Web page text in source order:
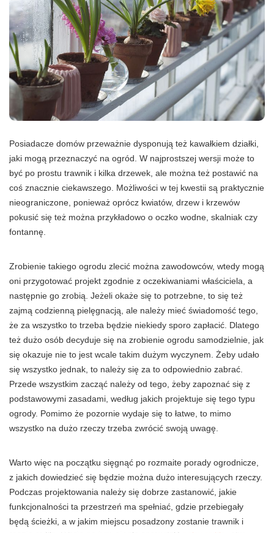
Posiadacze domów przeważnie dysponują też kawałkiem działki,
jaki mogą przeznaczyć na ogród. W najprostszej wersji może to
być po prostu trawnik i kilka drzewek, ale można też postawić na
coś znacznie ciekawszego. Możliwości w tej kwestii są praktycznie
nieograniczone, ponieważ oprócz kwiatów, drzew i krzewów
pokusić się też można przykładowo o oczko wodne, skalniak czy
fontannę.
Zrobienie takiego ogrodu zlecić można zawodowców, wtedy mogą
oni przygotować projekt zgodnie z oczekiwaniami właściciela, a
następnie go zrobią. Jeżeli okaże się to potrzebne, to się też
zajmą codzienną pielęgnacją, ale należy mieć świadomość tego,
że za wszystko to trzeba będzie niekiedy sporo zapłacić. Dlatego
też dużo osób decyduje się na zrobienie ogrodu samodzielnie, jak
się okazuje nie to jest wcale takim dużym wyczynem. Żeby udało
się wszystko jednak, to należy się za to odpowiednio zabrać.
Przede wszystkim zacząć należy od tego, żeby zapoznać się z
podstawowymi zasadami, według jakich projektuje się tego typu
ogrody. Pomimo że pozornie wydaje się to łatwe, to mimo
wszystko na dużo rzeczy trzeba zwrócić swoją uwagę.
Warto więc na początku sięgnąć po rozmaite porady ogrodnicze,
z jakich dowiedzieć się będzie można dużo interesujących rzeczy.
Podczas projektowania należy się dobrze zastanowić, jakie
funkcjonalności ta przestrzeń ma spełniać, gdzie przebiegały
będą ścieżki, a w jakim miejscu posadzony zostanie trawnik i